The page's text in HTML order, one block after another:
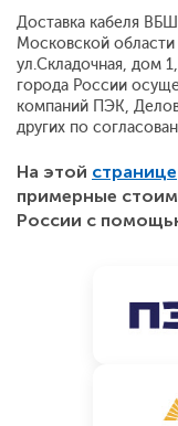
Доставка кабеля
Московской области
ул.Складочная, дом
города России
компаний ПЭК,
других по
На этой странице
примерные
России с